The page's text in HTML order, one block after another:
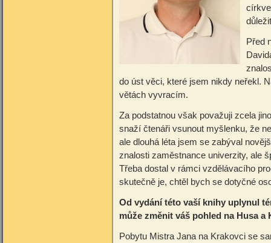
Před
do úst věci, které jsem nikdy neřekl.
větách vyvracím.
Za podstatnou však považuji zcela
snaží čtenáři vsunout myšlenku, že
ale dlouhá léta jsem se zabýval
znalosti zaměstnance univerzity, ale
Třeba dostal v rámci vzdělávacího
skutečně je, chtěl bych se dotyčné
Od vydání této vaší knihy uplynul
může změnit váš pohled na Husa a
Pobytu Mistra Jana na Krakovci se